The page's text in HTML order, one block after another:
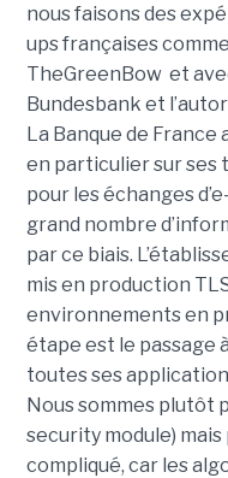
nous faisons des
ups françaises
TheGreenBow et
Bundesbank et
La Banque de
en particulier sur ses
pour les échanges
grand nombre
par ce biais.
mis en production
environnements en
étape est le passage
toutes ses
Nous sommes plutôt
security module) mais
compliqué, car les